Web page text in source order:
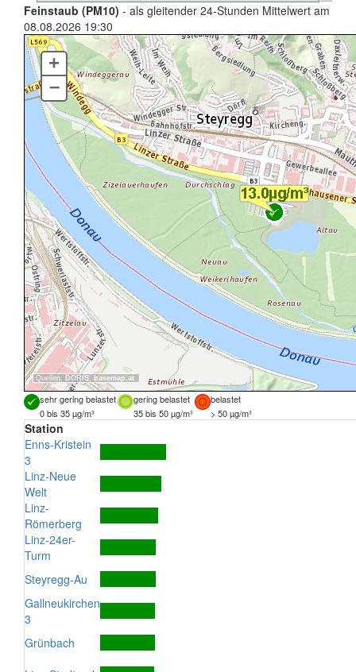
Feinstaub (PM10) - als gleitender 24-Stunden Mittelwert am
08.08.2026 19:30
Quellen: DORIS, basemap.at
+
–
sehr gering belastet gering belastet
belastet
0 bis 35 µg/m³
35 bis 50 µg/m³ > 50 µg/m³
Station
Enns-Kristein
3
Linz-Neue
Welt
Linz-
Römerberg
Linz-24er-
Turm
Steyregg-Au
Gallneukirchen
3
Grünbach